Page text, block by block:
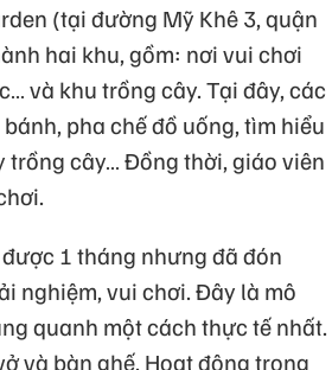
(tại đường Mỹ Khê 3, quận
hai khu, gồm: nơi vui chơi
và khu trồng cây. Tại đây, các
pha chế đồ uống, tìm hiểu
cây… Đồng thời, giáo viên
1 tháng nhưng đã đón
nghiệm, vui chơi. Đây là mô
quanh một cách thực tế nhất.
và bàn ghế. Hoạt động trong